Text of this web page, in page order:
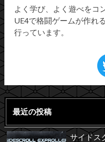
よく学び、よく遊べをコ
UE4で格闘ゲームが作れ
行っています。
最近の投稿
サイドス